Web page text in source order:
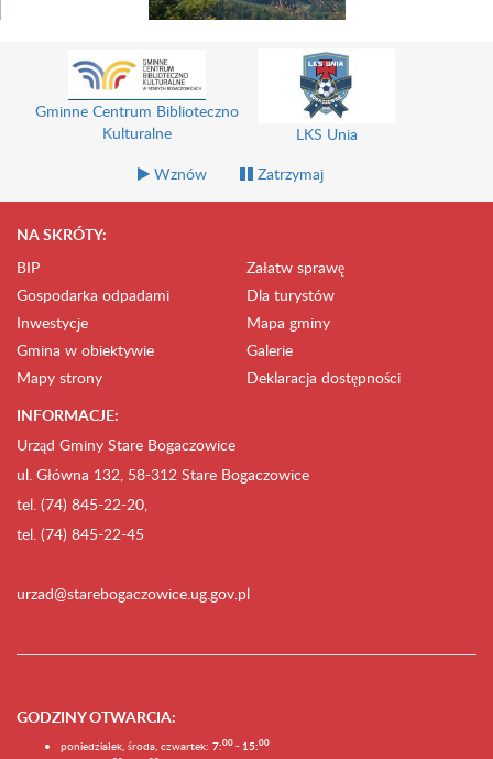
Gminne Centrum Biblioteczno
Kulturalne
LKS Unia
Wznów
Zatrzymaj
NA SKRÓTY:
BIP
Załatw sprawę
Gospodarka odpadami
Dla turystów
Inwestycje
Mapa gminy
Gmina w obiektywie
Galerie
Mapy strony
Deklaracja dostępności
INFORMACJE:
Urząd Gminy Stare Bogaczowice
ul. Główna 132, 58-312 Stare Bogaczowice
tel. (74) 845-22-20,
tel. (74) 845-22-45
urzad@starebogaczowice.ug.gov.pl
GODZINY OTWARCIA:
poniedziałek, środa, czwartek: 7:00 - 15:00